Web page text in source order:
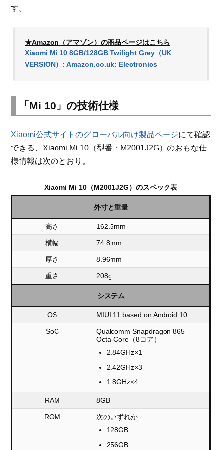
す。
★Amazon（アマゾン）の商品ページはこちら
Xiaomi Mi 10 8GB/128GB Twilight Grey（UK
VERSION）: Amazon.co.uk: Electronics
「Mi 10」の技術仕様
Xiaomi公式サイトのグローバル向け製品ページにて確認
できる、Xiaomi Mi 10（型番：M2001J2G）のおもな仕
様情報は次のとおり。
Xiaomi Mi 10（M2001J2G）のスペック表
外寸と重量
高さ 162.5mm
横幅 74.8mm
厚さ 8.96mm
重さ 208g
システム
OS MIUI 11 based on Android 10
SoC
Qualcomm Snapdragon 865
Octa-Core（8コア）
2.84GHz×1
2.42GHz×3
1.8GHz×4
RAM 8GB
ROM
次のいずれか
128GB
256GB